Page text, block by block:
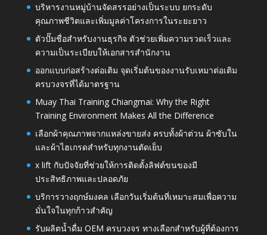
บริหารงานหมู่บ้านจัดสรรอย่างเป็นระบบ ยกระดับ
คุณภาพชีวิตและเพิ่มมูลค่าโครงการในระยะยาว
ตัวปั๊มชื่อสำหรับงานธุรกิจ ตัวช่วยเพิ่มความรวดเร็วและ
ความเป็นระเบียบให้เอกสารสำนักงาน
ออกแบบก่อสร้างต่อเติม จุดเริ่มต้นของงานรับเหมาต่อเติม
ครบวงจรที่ได้มาตรฐาน
Muay Thai Training Chiangmai: Why the Right
Training Environment Makes All the Difference
เลือกผ้าคุณภาพจากแหล่งขายส่ง ครบทั้งผ้าต่วน ผ้าซับใน
และผ้าไฮเกรดสำหรับทุกงานตัดเย็บ
x lift กับปัจจัยที่ช่วยให้การติดตั้งลิฟต์ขนของมี
ประสิทธิภาพและปลอดภัย
บริการวางฤกษ์มงคล เลือกวันเริ่มต้นที่เหมาะสมเพื่อความ
มั่นใจในทุกก้าวสำคัญ
รับผลิตน้ำดื่ม OEM ครบวงจร ทางเลือกสำหรับผู้ที่ต้องการ